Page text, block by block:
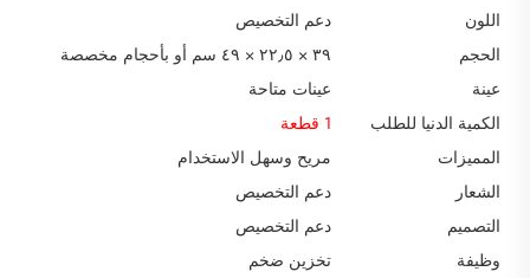
اللون
دعم التخصيص
الحجم
٣٩ × ٢٢٫٥ × ٤٩ سم أو بأحجام مخصصة
عينة
عينات متاحة
الكمية الدنيا للطلب
1 قطعة
المميزات
مريح وسهل الاستخدام
الشعار
دعم التخصيص
التصميم
دعم التخصيص
وظيفة
تخزين ضخم